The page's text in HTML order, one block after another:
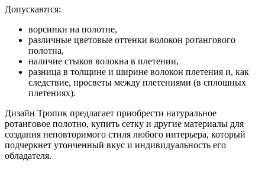
Допускаются:
ворсинки на полотне,
различные цветовые оттенки волокон ротангового
полотна,
наличие стыков волокна в плетении,
разница в толщине и ширине волокон плетения и, как
следствие, просветы между плетениями (в сплошных
плетениях).
Дизайн Тропик предлагает приобрести натуральное
ротанговое полотно, купить сетку и другие материалы для
создания неповторимого стиля любого интерьера, который
подчеркнет утонченный вкус и индивидуальность его
обладателя.